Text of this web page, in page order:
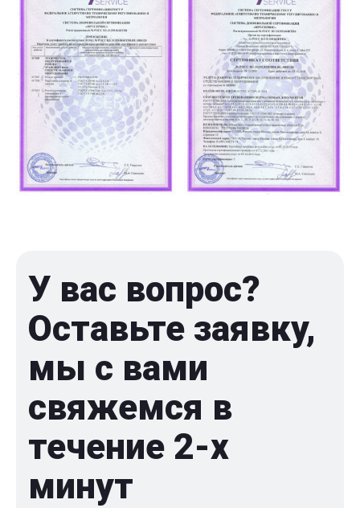
У вас вопрос?
Оставьте заявку,
мы с вами
свяжемся в
течение 2-x
минут